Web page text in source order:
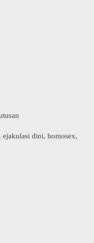
ejakulasi dini, homosex,